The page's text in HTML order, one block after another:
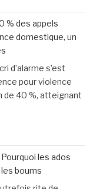
% des appels
domestique, un
d’alarme s’est
pour violence
de 40 %, atteignant
les ados
les boums